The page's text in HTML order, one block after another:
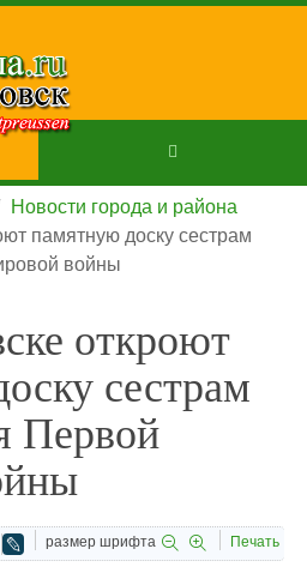
Новости города и района
памятную доску сестрам
войны
откроют
сестрам
Первой
размер шрифта Печать